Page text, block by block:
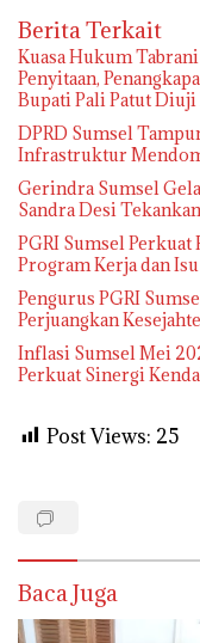
Berita Terkait
‎Kuasa Hukum
Penyitaan,
Bupati Pali Patut
DPRD Sumsel
Infrastruktur
Gerindra Sumsel
Sandra Desi
PGRI Sumsel
Program Kerja dan
Pengurus PGRI
Perjuangkan
Inflasi Sumsel Mei
Perkuat Sinergi
Post Views: 25
Baca Juga